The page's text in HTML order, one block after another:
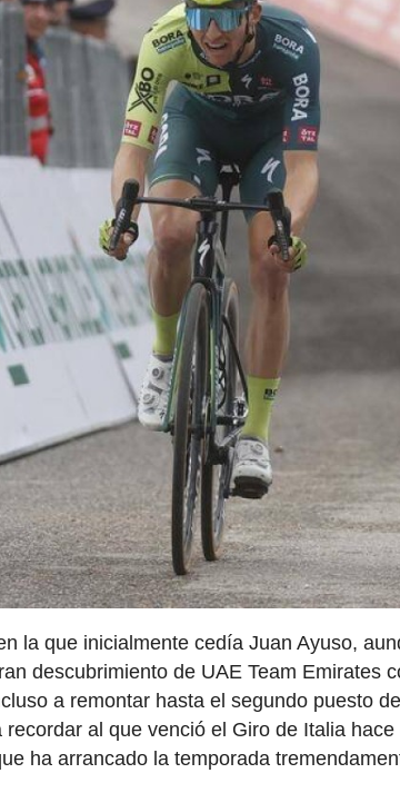
la que inicialmente cedía Juan Ayuso,
descubrimiento de UAE Team Emirates
a remontar hasta el segundo puesto
recordar al que venció el Giro de Italia
ha arrancado la temporada